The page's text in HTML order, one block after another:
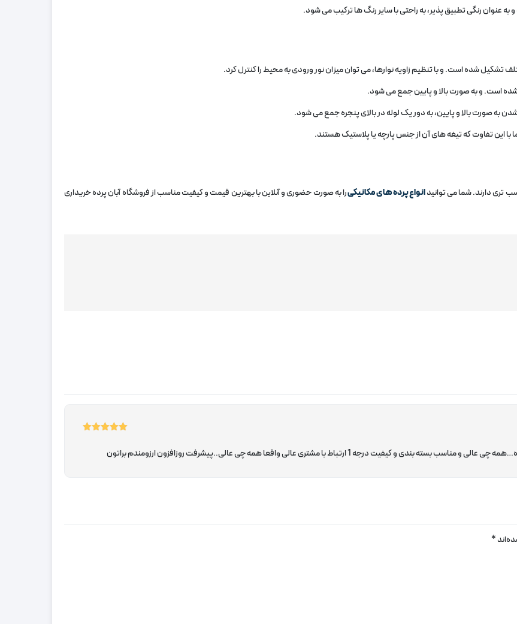
عنوان رنگی تطبیق‌ پذیر، به راحتی با سایر رنگ‌ ها ترکیب می‌ شود.
تشکیل شده است. و با تنظیم زاویه نوارها، می‌ توان میزان نور ورودی به محیط را کنترل کرد.
است. و به صورت بالا و پایین جمع می‌ شود.
به صورت بالا و پایین، به دور یک لوله در بالای پنجره جمع می‌ شود.
با این تفاوت که تیغه‌ های آن از جنس پارچه یا پلاستیک هستند.
تری دارند. شما می توانیدانواع پرده های مکانیکیرا به صورت حضوری و آنلاین با بهترین قیمت و کیفیت مناسب از فروشگاه آبان پرده خریداری
درجه 1 ارتباط با مشتری عالی واقعا همه چی عالی..پیشرفت روزافزون ارزومندم براتون
*